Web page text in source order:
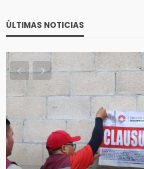
ÚLTIMAS NOTICIAS